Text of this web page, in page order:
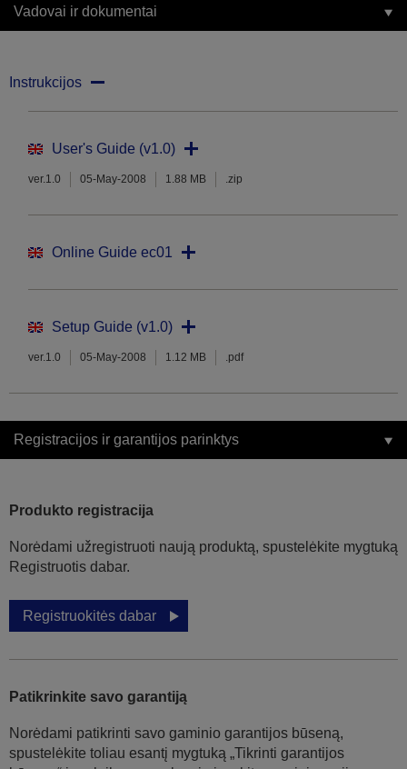
Vadovai ir dokumentai
Instrukcijos
User's Guide (v1.0)
ver.1.0 05-May-2008 1.88 MB .zip
Online Guide ec01
Setup Guide (v1.0)
ver.1.0 05-May-2008 1.12 MB .pdf
Registracijos ir garantijos parinktys
Produkto registracija
Norėdami užregistruoti naują produktą, spustelėkite mygtuką
Registruotis dabar.
Registruokitės dabar
Patikrinkite savo garantiją
Norėdami patikrinti savo gaminio garantijos būseną,
spustelėkite toliau esantį mygtuką „Tikrinti garantijos